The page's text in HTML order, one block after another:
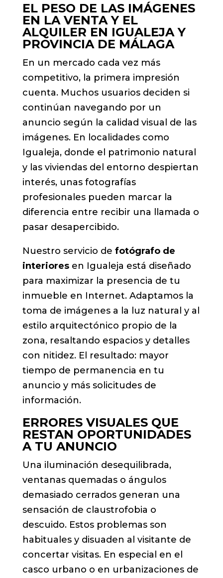
EL PESO DE LAS IMÁGENES
EN LA VENTA Y EL
ALQUILER EN IGUALEJA Y
PROVINCIA DE MÁLAGA
En un mercado cada vez más
competitivo, la primera impresión
cuenta. Muchos usuarios deciden si
continúan navegando por un
anuncio según la calidad visual de las
imágenes. En localidades como
Igualeja, donde el patrimonio natural
y las viviendas del entorno despiertan
interés, unas fotografías
profesionales pueden marcar la
diferencia entre recibir una llamada o
pasar desapercibido.
Nuestro servicio de fotógrafo de
interioresen Igualeja está diseñado
para maximizar la presencia de tu
inmueble en Internet. Adaptamos la
toma de imágenes a la luz natural y al
estilo arquitectónico propio de la
zona, resaltando espacios y detalles
con nitidez. El resultado: mayor
tiempo de permanencia en tu
anuncio y más solicitudes de
información.
ERRORES VISUALES QUE
RESTAN OPORTUNIDADES
A TU ANUNCIO
Una iluminación desequilibrada,
ventanas quemadas o ángulos
demasiado cerrados generan una
sensación de claustrofobia o
descuido. Estos problemas son
habituales y disuaden al visitante de
concertar visitas. En especial en el
casco urbano o en urbanizaciones de